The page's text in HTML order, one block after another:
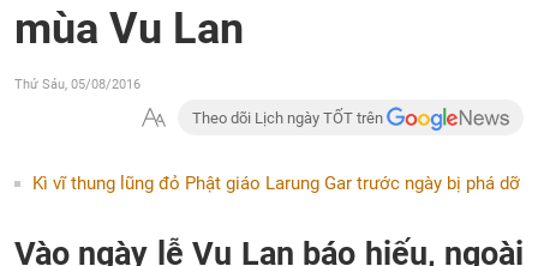
mùa Vu Lan
Thứ Sáu, 05/08/2016
Theo dõi Lịch ngày TỐT trên
Kì vĩ thung lũng đỏ Phật giáo Larung Gar trước ngày bị phá dỡ
Vào ngày lễ Vu Lan báo hiếu, ngoài